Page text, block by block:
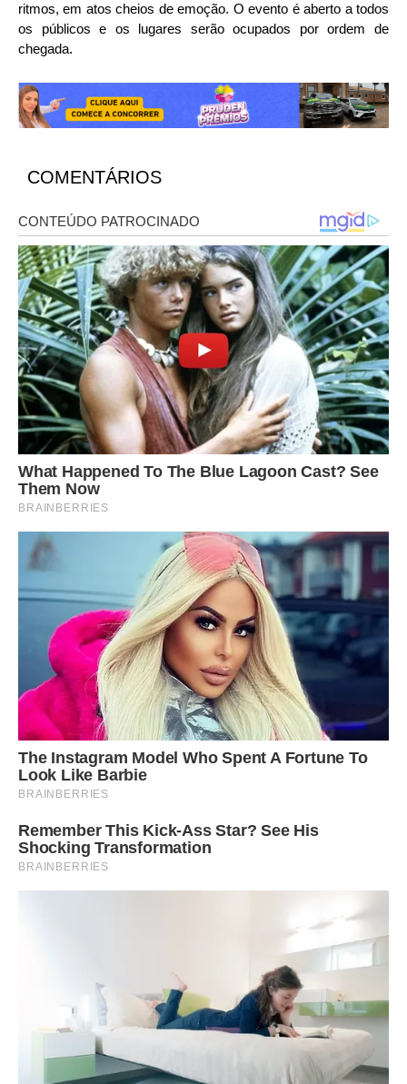
ritmos, em atos cheios de emoção. O evento é aberto a todos
os públicos e os lugares serão ocupados por ordem de
chegada.
COMENTÁRIOS